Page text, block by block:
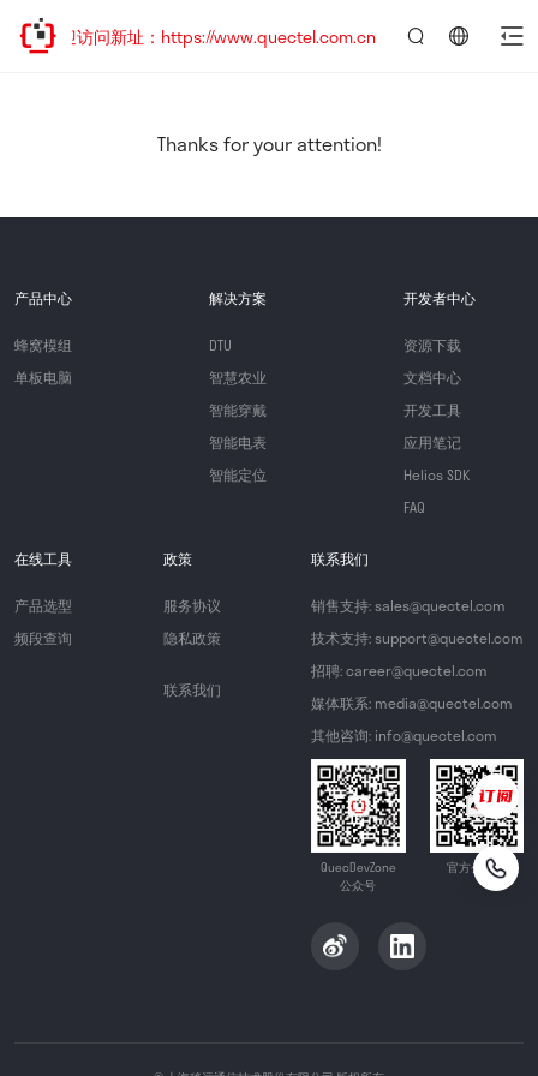
移，欢迎访问新址：https://www.quectel.com.cn
Thanks for your attention!
产品中心
蜂窝模组
单板电脑
解决方案
DTU
智慧农业
智能穿戴
智能电表
智能定位
开发者中心
资源下载
文档中心
开发工具
应用笔记
Helios SDK
FAQ
在线工具
产品选型
频段查询
政策
服务协议
隐私政策
联系我们
联系我们
销售支持: sales@quectel.com
技术支持: support@quectel.com
招聘: career@quectel.com
媒体联系: media@quectel.com
其他咨询: info@quectel.com
QuecDevZone
公众号
官方公众号